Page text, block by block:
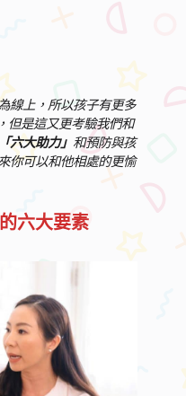
線上，所以孩子有更多
是這又更考驗我們和
六大助力」 和預防與孩
你可以和他相處的更愉
六大要素